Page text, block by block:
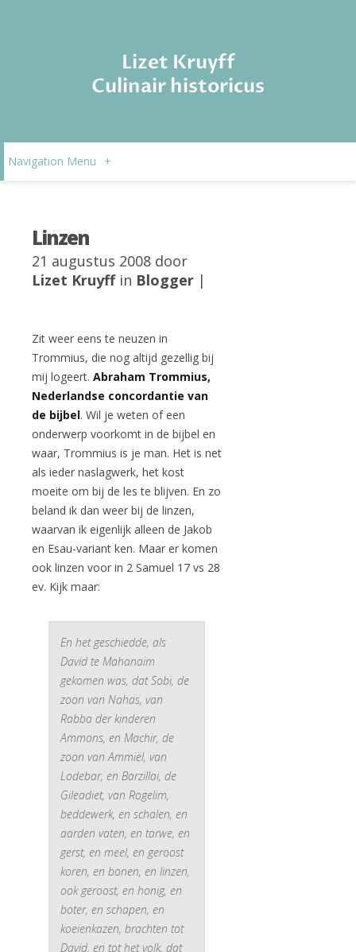
Lizet Kruyff
Culinair historicus
Navigation Menu +
Linzen
21 augustus 2008 door
Lizet Kruyffin Blogger |
Zit weer eens te neuzen in
Trommius, die nog altijd gezellig bij
mij logeert. Abraham Trommius,
Nederlandse concordantie van
de bijbel. Wil je weten of een
onderwerp voorkomt in de bijbel en
waar, Trommius is je man. Het is net
als ieder naslagwerk, het kost
moeite om bij de les te blijven. En zo
beland ik dan weer bij de linzen,
waarvan ik eigenlijk alleen de Jakob
en Esau-variant ken. Maar er komen
ook linzen voor in 2 Samuel 17 vs 28
ev. Kijk maar:
En het geschiedde, als
David te Mahanaim
gekomen was, dat Sobi, de
zoon van Nahas, van
Rabba der kinderen
Ammons, en Machir, de
zoon van Ammiël, van
Lodebar, en Barzillai, de
Gileadiet, van Rogelim,
beddewerk, en schalen, en
aarden vaten, en tarwe, en
gerst, en meel, en geroost
koren, en bonen, en linzen,
ook geroost, en honig, en
boter, en schapen, en
koeienkazen, brachten tot
David, en tot het volk, dat